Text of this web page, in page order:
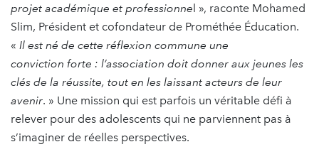
projet académique et professionnel », raconte Mohamed
Slim, Président et cofondateur de Prométhée Éducation.
« Il est né de cette réflexion commune une
conviction forte : l’association doit donner aux jeunes les
clés de la réussite, tout en les laissant acteurs de leur
avenir. » Une mission qui est parfois un véritable défi à
relever pour des adolescents qui ne parviennent pas à
s’imaginer de réelles perspectives.